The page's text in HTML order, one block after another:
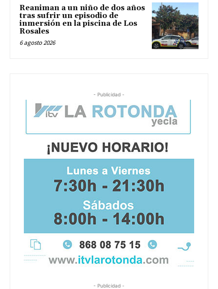
Reaniman a un niño de dos años
tras sufrir un episodio de
inmersión en la piscina de Los
Rosales
6 agosto 2026
- Publicidad -
- Publicidad -